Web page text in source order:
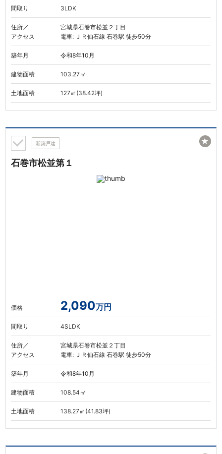
間取り 3LDK
住所／
アクセス
宮城県石巻市松並２丁目
電車: ＪＲ仙石線 石巻駅 徒歩50分
築年月 令和8年10月
建物面積 103.27㎡
土地面積 127㎡(38.42坪)
新築戸建
石巻市松並第１
価格 2,090万円
間取り 4SLDK
住所／
アクセス
宮城県石巻市松並２丁目
電車: ＪＲ仙石線 石巻駅 徒歩50分
築年月 令和8年10月
建物面積 108.54㎡
土地面積 138.27㎡(41.83坪)
★